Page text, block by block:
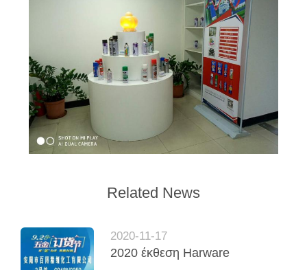
Related News
2020-11-17
2020 έκθεση Harware